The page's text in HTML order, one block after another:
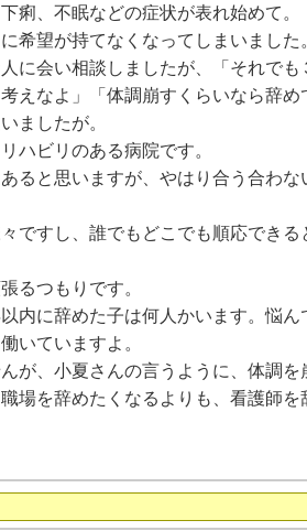
痢、不眠などの症状が表れ始めて。
希望が持てなくなってしまいました
に会い相談しましたが、「それでも
えなよ」「体調崩すくらいなら辞め
ましたが。
ハビリのある病院です。
ると思いますが、やはり合う合わな
ですし、誰でもどこでも順応できる
るつもりです。
内に辞めた子は何人かいます。悩ん
いていますよ。
が、小夏さんの言うように、体調を
場を辞めたくなるよりも、看護師を